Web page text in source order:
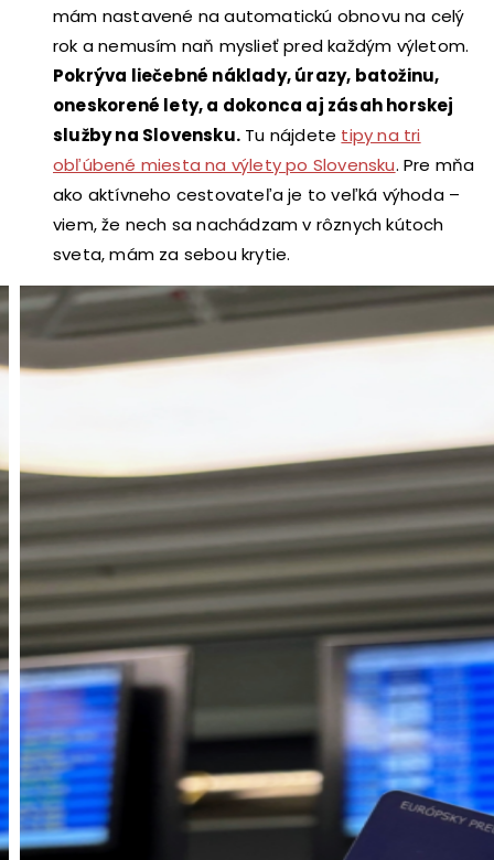
mám nastavené na automatickú obnovu na celý
rok a nemusím naň myslieť pred každým výletom.
Pokrýva liečebné náklady, úrazy, batožinu,
oneskorené lety, a dokonca aj zásah horskej
služby na Slovensku. Tu nájdete tipy na tri
obľúbené miesta na výlety po Slovensku. Pre mňa
ako aktívneho cestovateľa je to veľká výhoda –
viem, že nech sa nachádzam v rôznych kútoch
sveta, mám za sebou krytie.